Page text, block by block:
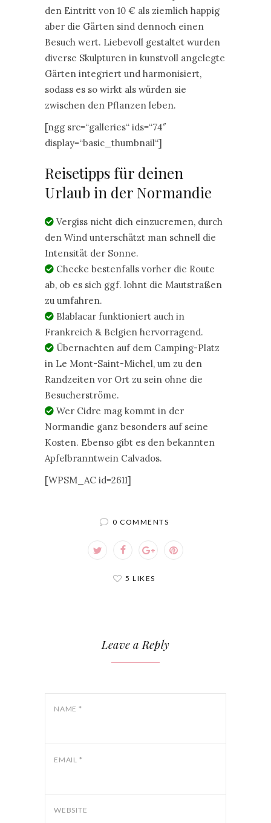
den Eintritt von 10 € als ziemlich happig
aber die Gärten sind dennoch einen
Besuch wert. Liebevoll gestaltet wurden
diverse Skulpturen in kunstvoll angelegte
Gärten integriert und harmonisiert,
sodass es so wirkt als würden sie
zwischen den Pflanzen leben.
[ngg src=“galleries“ ids=“74″
display=“basic_thumbnail“]
Reisetipps für deinen
Urlaub in der Normandie
Vergiss nicht dich einzucremen, durch
den Wind unterschätzt man schnell die
Intensität der Sonne.
Checke bestenfalls vorher die Route
ab, ob es sich ggf. lohnt die Mautstraßen
zu umfahren.
Blablacar funktioniert auch in
Frankreich & Belgien hervorragend.
Übernachten auf dem Camping-Platz
in Le Mont-Saint-Michel, um zu den
Randzeiten vor Ort zu sein ohne die
Besucherströme.
Wer Cidre mag kommt in der
Normandie ganz besonders auf seine
Kosten. Ebenso gibt es den bekannten
Apfelbranntwein Calvados.
[WPSM_AC id=2611]
0 COMMENTS
5 LIKES
Leave a Reply
NAME *
EMAIL *
WEBSITE